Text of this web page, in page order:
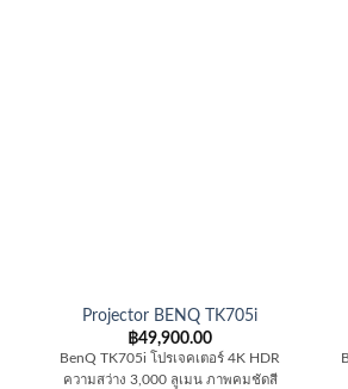
Projector BENQ TK705i
฿49,900.00
BenQ TK705i โปรเจคเตอร์ 4K HDR
ความสว่าง 3,000 ลูเมน ภาพคมชัดสี